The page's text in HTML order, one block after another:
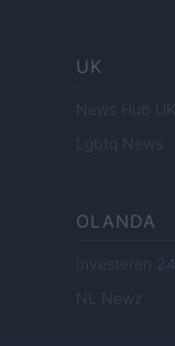
UK
News Hub UK
Lgbtq News
OLANDA
Investeren 24
NL Newz